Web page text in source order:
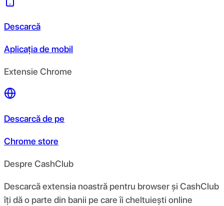
Descarcă
Aplicația de mobil
Extensie Chrome
Descarcă de pe
Chrome store
Despre CashClub
Descarcă extensia noastră pentru browser și CashClub
îți dă o parte din banii pe care îi cheltuiești online